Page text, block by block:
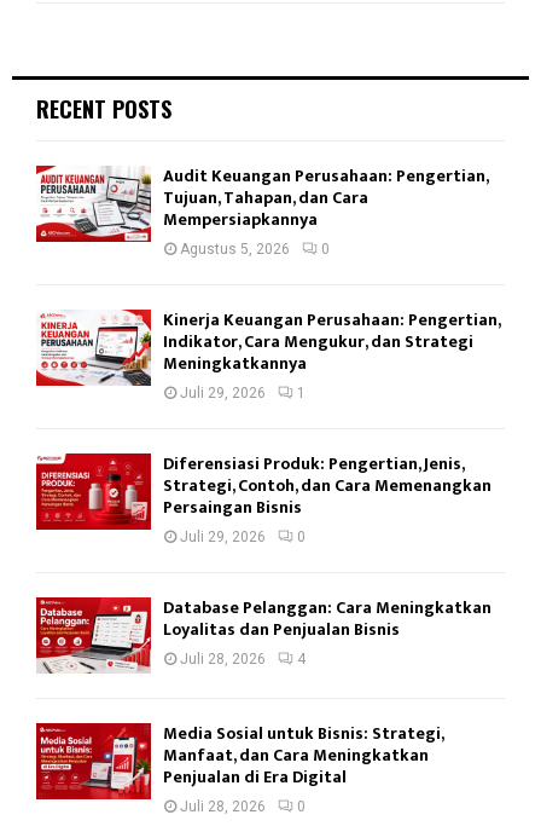
RECENT POSTS
Audit Keuangan Perusahaan: Pengertian,
Tujuan, Tahapan, dan Cara
Mempersiapkannya
Agustus 5, 2026 0
Kinerja Keuangan Perusahaan: Pengertian,
Indikator, Cara Mengukur, dan Strategi
Meningkatkannya
Juli 29, 2026 1
Diferensiasi Produk: Pengertian, Jenis,
Strategi, Contoh, dan Cara Memenangkan
Persaingan Bisnis
Juli 29, 2026 0
Database Pelanggan: Cara Meningkatkan
Loyalitas dan Penjualan Bisnis
Juli 28, 2026 4
Media Sosial untuk Bisnis: Strategi,
Manfaat, dan Cara Meningkatkan
Penjualan di Era Digital
Juli 28, 2026 0